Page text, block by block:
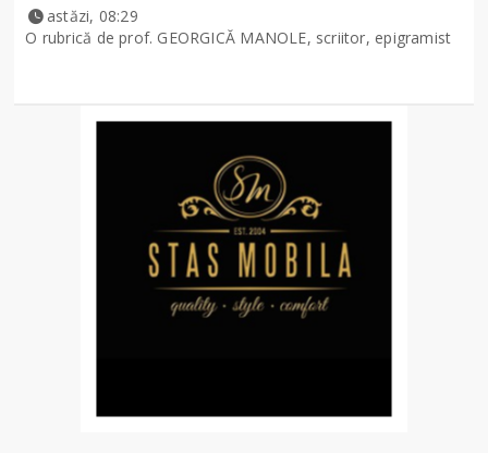
astăzi, 08:29
O rubrică de prof. GEORGICĂ MANOLE, scriitor, epigramist